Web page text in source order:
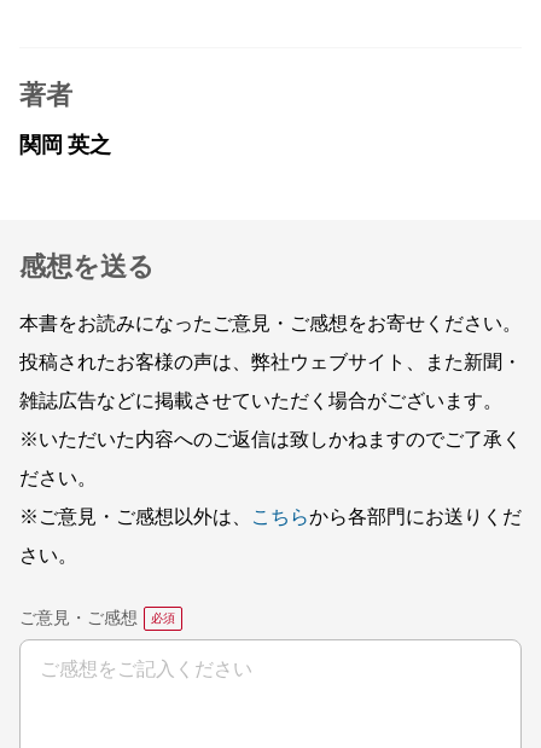
著者
関岡 英之
感想を送る
本書をお読みになったご意見・ご感想をお寄せください。
投稿されたお客様の声は、弊社ウェブサイト、また新聞・
雑誌広告などに掲載させていただく場合がございます。
※いただいた内容へのご返信は致しかねますのでご了承く
ださい。
※ご意見・ご感想以外は、
こちらから各部門にお送りくだ
さい。
ご意見・ご感想